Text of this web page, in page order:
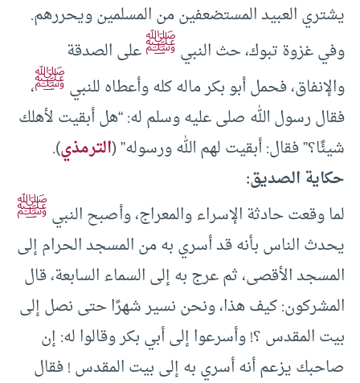
يشتري العبيد المستضعفين من المسلمين ويحررهم.
وفي غزوة تبوك، حث النبيﷺعلى الصدقة
والإنفاق، فحمل أبو بكر ماله كله وأعطاه للنبيﷺ،
فقال رسول الله صلى عليه وسلم له: “هل أبقيت لأهلك
شيئًا؟” فقال: أبقيت لهم الله ورسوله” (الترمذي).
حكاية الصديق:
لما وقعت حادثة الإسراء والمعراج، وأصبح النبيﷺ
يحدث الناس بأنه قد أسري به من المسجد الحرام إلى
المسجد الأقصى، ثم عرج به إلى السماء السابعة، قال
المشركون: كيف هذا، ونحن نسير شهرًا حتى نصل إلى
بيت المقدس ؟! وأسرعوا إلى أبي بكر وقالوا له: إن
صاحبك يزعم أنه أسري به إلى بيت المقدس ! فقال